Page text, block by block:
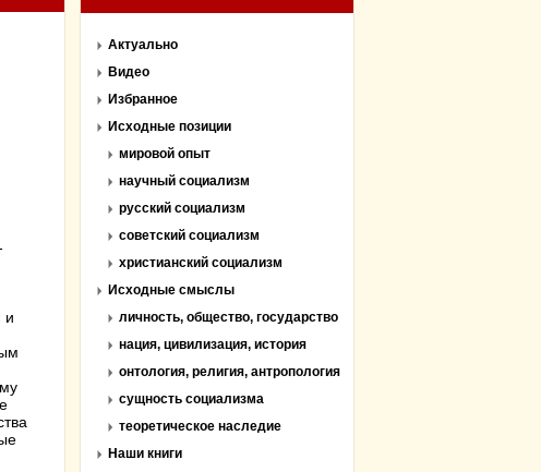
и
Актуально
Видео
Избранное
Исходные позиции
мировой опыт
научный социализм
русский социализм
советский социализм
христианский социализм
Исходные смыслы
личность, общество, государство
нация, цивилизация, история
онтология, религия, антропология
сущность социализма
теоретическое наследие
Наши книги